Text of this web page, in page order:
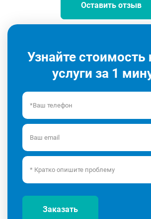
Оставить отзыв
Узнайте
услуги за 1
Заказать